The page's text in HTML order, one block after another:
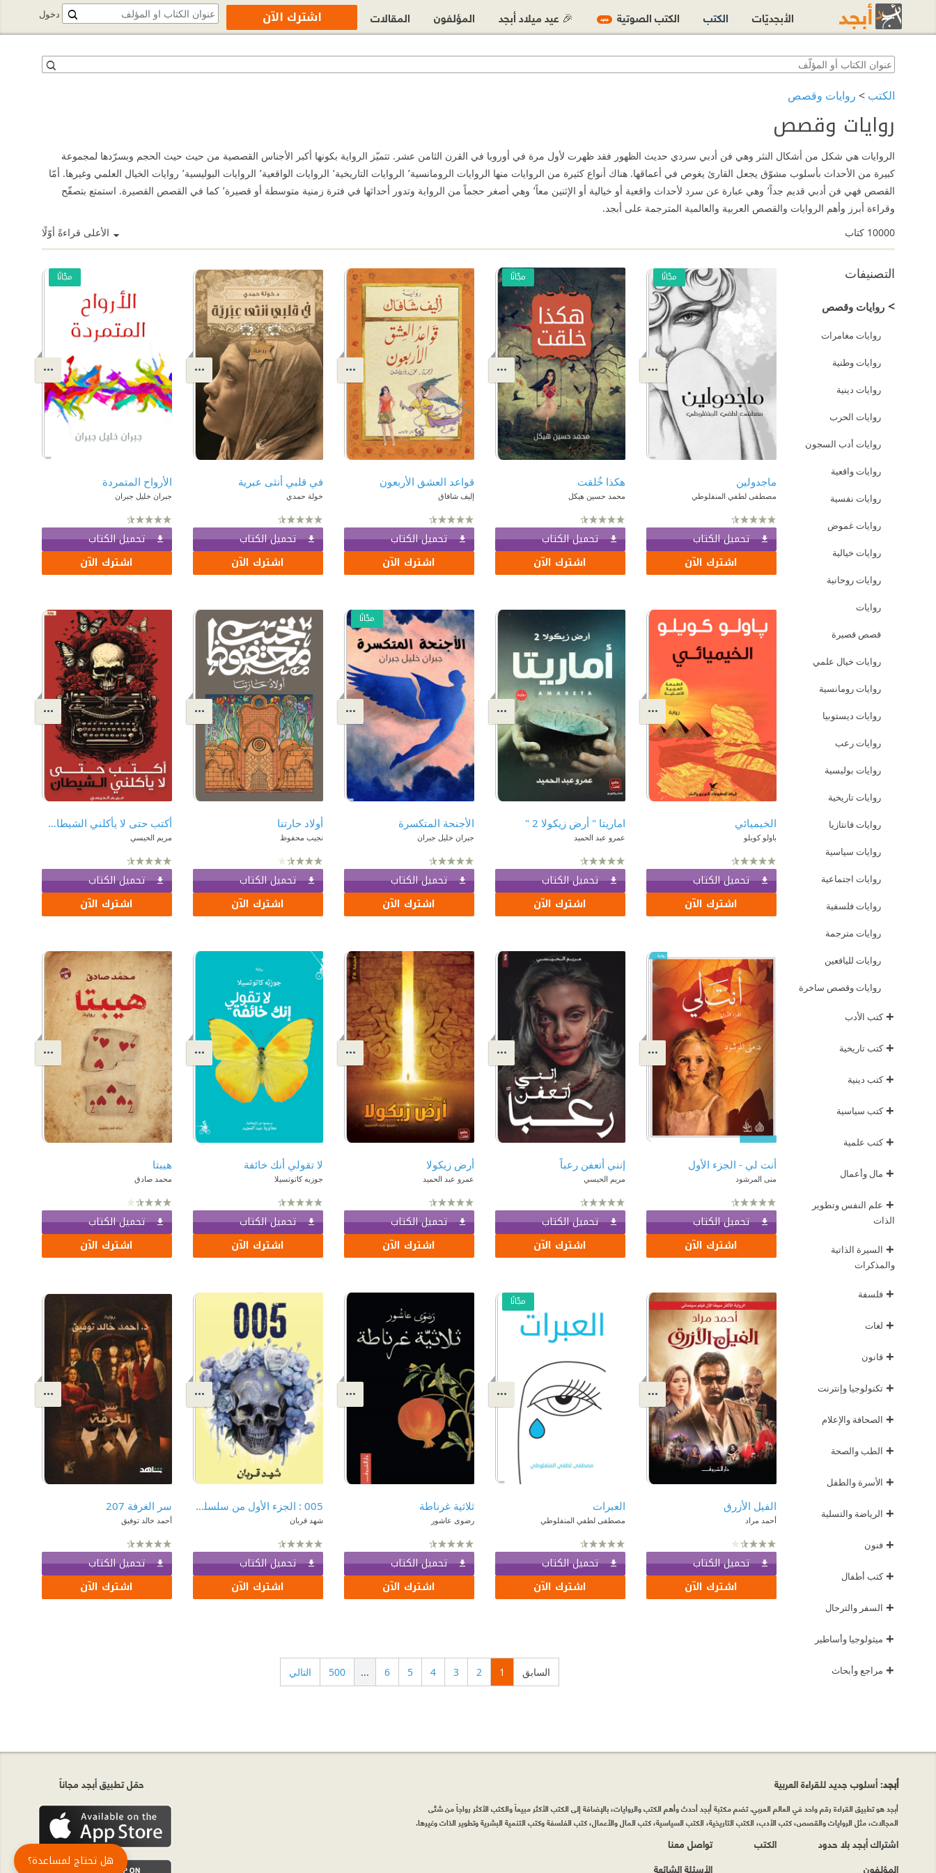
الكتب > روايات وقصص
روايات وقصص
الروايات هي شكل من أشكال النثر وهي فن أدبي سردي حديث الظهور فقد ظهرت لأول مرة في أوروبا في القرن الثامن عشر. تتميّز الرواية بكونها أكبر الأجناس القصصية من حيث حيث الحجم وبسرّدها لمجموعة
كبيرة من الأحداث بأسلوب مشوّق يجعل القارئ يغوص في أعماقها. هناك أنواع كثيرة من الروايات منها الروايات الرومانسية٬ الروايات التاريخية٬ الروايات الواقعية٬ الروايات البوليسية٬ روايات الخيال العلمي وغيرها. أمّا
القصص فهي فن أدبي قديم جداً٬ وهي عبارة عن سرد لأحداث واقعية أو خيالية أو الإثنين معاً٬ وهي أصغر حجماً من الرواية وتدور أحداثها في فترة زمنية متوسطة أو قصيرة٬ كما في القصص القصيرة. استمتع بتصفّح
وقراءة أبرز وأهم الروايات والقصص العربية والعالمية المترجمة على أبجد.
الأعلى قراءةً أوّلًا
10000 كتاب
التصنيفات
>روايات وقصص
روايات مغامرات
روايات وطنية
روايات دينية
روايات الحرب
روايات أدب السجون
روايات واقعية
روايات نفسية
روايات غموض
روايات خيالية
روايات روحانية
روايات
قصص قصيرة
روايات خيال علمي
روايات رومانسية
روايات ديستوبيا
روايات رعب
روايات بوليسية
روايات تاريخية
روايات فانتازيا
روايات سياسية
روايات اجتماعية
روايات فلسفية
روايات مترجمة
روايات لليافعين
روايات وقصص ساخرة
+كتب الأدب
+كتب تاريخية
+كتب دينية
+كتب سياسية
+كتب علمية
+ مال وأعمال
+ علم النفس وتطوير
الذات
+ السيرة الذاتية
والمذكرات
+ فلسفة
+ لغات
+ قانون
+ تكنولوجيا وإنترنت
+ الصحافة والإعلام
+ الطب والصحة
+ الأسرة والطفل
+ الرياضة والتسلية
+ فنون
+كتب أطفال
+ السفر والترحال
+ ميثولوجيا وأساطير
+ مراجع وأبحاث
ماجدولين
مصطفى لطفي المنفلوطي
تحميل الكتاب
مجّانًا
اشترك الآن
هكذا خُلقت
محمد حسين هيكل
تحميل الكتاب
مجّانًا
اشترك الآن
قواعد العشق الأربعون
إليف شافاق
تحميل الكتاب
اشترك الآن
في قلبي أنثى عبرية
خولة حمدي
تحميل الكتاب
اشترك الآن
الأرواح المتمردة
جبران خليل جبران
تحميل الكتاب
مجّانًا
اشترك الآن
الخيميائي
باولو كويلو
تحميل الكتاب
اشترك الآن
اماريتا " أرض زيكولا 2 "
عمرو عبد الحميد
تحميل الكتاب
اشترك الآن
الأجنحة المتكسرة
جبران خليل جبران
تحميل الكتاب
مجّانًا
اشترك الآن
أولاد حارتنا
نجيب محفوظ
تحميل الكتاب
اشترك الآن
أكتب حتى لا يأكلني الشيطان : الجزء الأول
مريم الحيسي
تحميل الكتاب
اشترك الآن
أنت لي - الجزء الأول
منى المرشود
تحميل الكتاب
اشترك الآن
إنني أتعفن رعباً
مريم الحيسي
تحميل الكتاب
اشترك الآن
أرض زيكولا
عمرو عبد الحميد
تحميل الكتاب
اشترك الآن
لا تقولي أنك خائفة
جوزبه كاتوتسيلا
تحميل الكتاب
اشترك الآن
هيبتا
محمد صادق
تحميل الكتاب
اشترك الآن
الفيل الأزرق
أحمد مراد
تحميل الكتاب
اشترك الآن
العبرات
مصطفى لطفي المنفلوطي
تحميل الكتاب
مجّانًا
اشترك الآن
ثلاثية غرناطة
رضوى عاشور
تحميل الكتاب
اشترك الآن
005 : الجزء الأول من سلسلة 005
شهد قربان
تحميل الكتاب
اشترك الآن
سر الغرفة 207
أحمد خالد توفيق
تحميل الكتاب
اشترك الآن
السابق 1
2
3
4
5
6
...
500 التالي
دخول الأبجديّات الكتب الكتب الصوتية جديد 🎉 عيد ميلاد أبجد المؤلفون المقالات اشترك الآن
حمّل تطبيق أبجد مجاناً أبجد: أسلوب جديد للقراءة العربية
أبجد هو تطبيق القراءة رقم واحد في العالم العربي. تضم مكتبة أبجد أحدث وأهم الكتب والروايات، بالإضافة إلى الكتب الأكثر مبيعاً والكتب الأكثر رواجاً من شتّى
المجالات، مثل الروايات والقصص، كتب الأدب، الكتب التاريخية، الكتب السياسية، كتب المال والأعمال، كتب الفلسفة وكتب التنمية البشرية وتطوير الذات وغيرها.
اشتراك أبجد بلا حدود
المؤلفون
الكتب
تواصل معنا
الأسئلة الشائعة
هل تحتاج لمساعدة؟